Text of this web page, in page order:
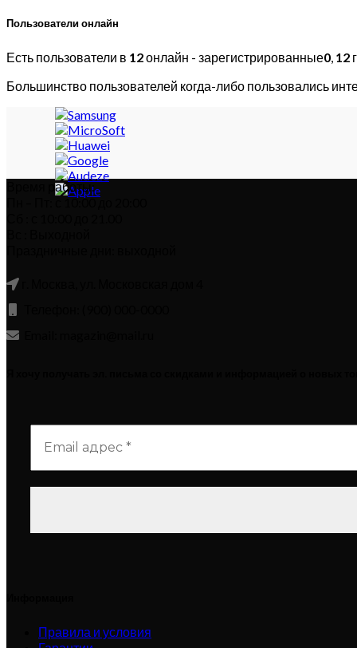
Пользователи онлайн
Есть пользователи в 12онлайн - зарегистрированные0, 12
Большинство пользователей когда-либо пользовались
Время работы:
Пн – Пт: с 10:00 до 20:00
Правила и условия